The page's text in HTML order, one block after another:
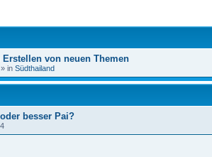
von neuen Themen
» in Südthailand
besser Pai?